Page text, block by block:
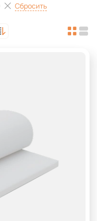
Для матраса
Сбросить